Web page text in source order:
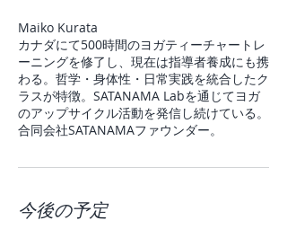
Maiko Kurata
カナダにて500時間のヨガティーチャートレ
ーニングを修了し、現在は指導者養成にも携
わる。哲学・身体性・日常実践を統合したク
ラスが特徴。SATANAMA Labを通じてヨガ
のアップサイクル活動を発信し続けている。
合同会社SATANAMAファウンダー。
今後の予定